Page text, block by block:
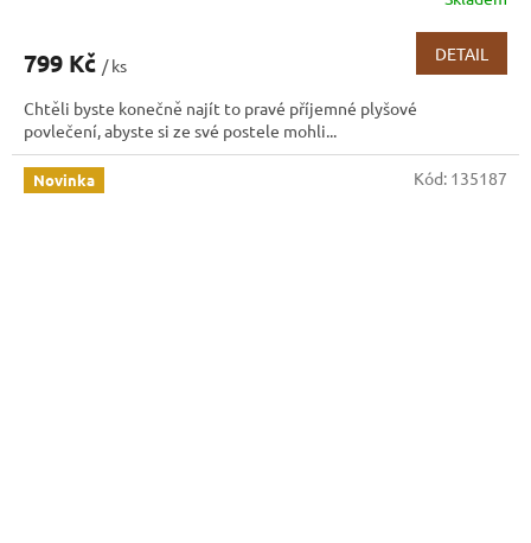
799 Kč / ks
DETAIL
Chtěli byste konečně najít to pravé příjemné plyšové
povlečení, abyste si ze své postele mohli...
Novinka Kód: 135187